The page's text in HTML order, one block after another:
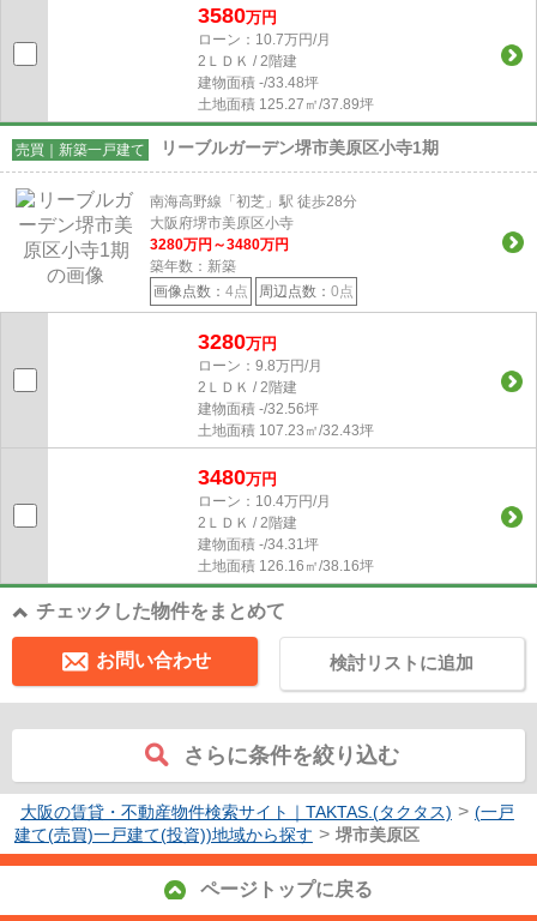
3580万円
ローン：10.7万円/月
2ＬＤＫ / 2階建
建物面積 -/33.48坪
土地面積 125.27㎡/37.89坪
売買｜新築一戸建て リーブルガーデン堺市美原区小寺1期
南海高野線「初芝」駅 徒歩28分
大阪府堺市美原区小寺
3280万円～3480万円
築年数：新築
画像点数： 4点 周辺点数： 0点
3280万円
ローン：9.8万円/月
2ＬＤＫ / 2階建
建物面積 -/32.56坪
土地面積 107.23㎡/32.43坪
3480万円
ローン：10.4万円/月
2ＬＤＫ / 2階建
建物面積 -/34.31坪
土地面積 126.16㎡/38.16坪
チェックした物件をまとめて
お問い合わせ 検討リストに追加
さらに条件を絞り込む
大阪の賃貸・不動産物件検索サイト｜TAKTAS.(タクタス) > (一戸
建て(売買)一戸建て(投資))地域から探す > 堺市美原区
ページトップに戻る